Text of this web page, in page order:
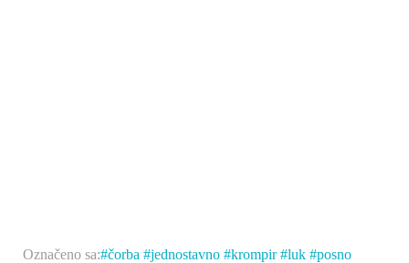
Označeno sa: čorba jednostavno krompir luk
posno